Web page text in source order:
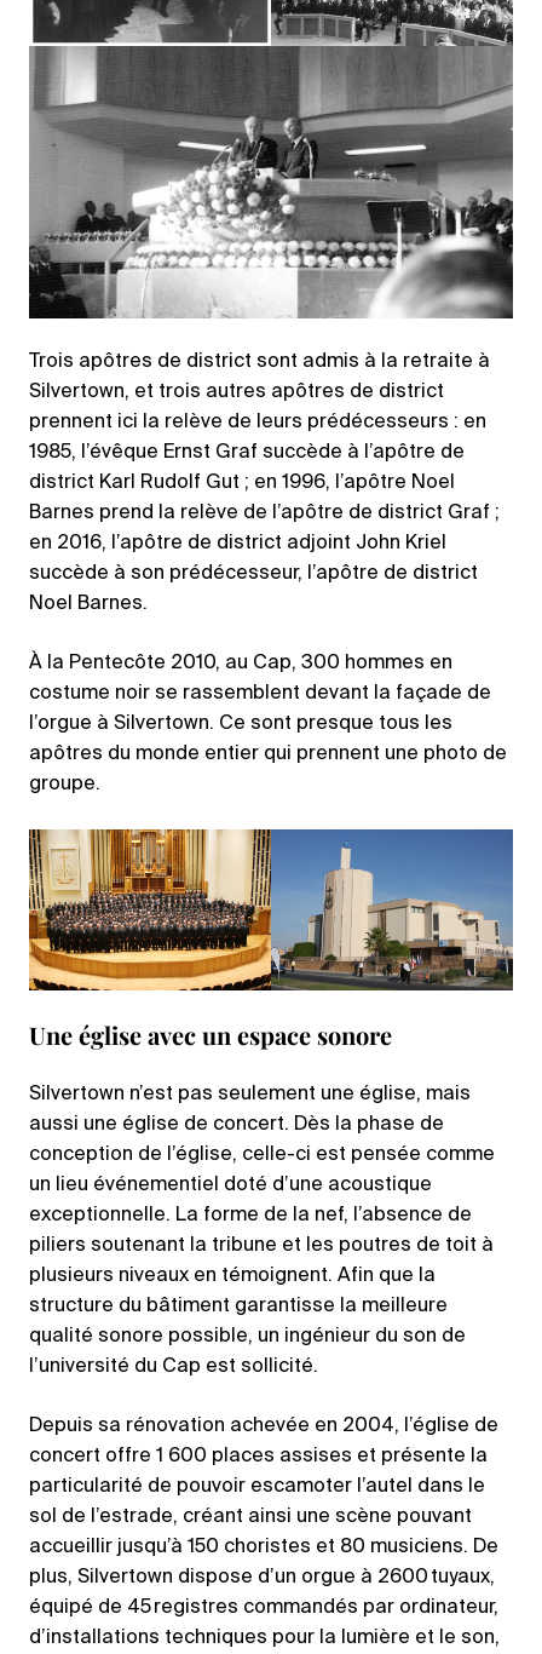
Trois apôtres de district sont admis à la retraite à
Silvertown, et trois autres apôtres de district
prennent ici la relève de leurs prédécesseurs : en
1985, l’évêque Ernst Graf succède à l’apôtre de
district Karl Rudolf Gut ; en 1996, l’apôtre Noel
Barnes prend la relève de l’apôtre de district Graf ;
en 2016, l’apôtre de district adjoint John Kriel
succède à son prédécesseur, l’apôtre de district
Noel Barnes.
À la Pentecôte 2010, au Cap, 300 hommes en
costume noir se rassemblent devant la façade de
l’orgue à Silvertown. Ce sont presque tous les
apôtres du monde entier qui prennent une photo de
groupe.
Une église avec un espace sonore
Silvertown n’est pas seulement une église, mais
aussi une église de concert. Dès la phase de
conception de l’église, celle-ci est pensée comme
un lieu événementiel doté d’une acoustique
exceptionnelle. La forme de la nef, l’absence de
piliers soutenant la tribune et les poutres de toit à
plusieurs niveaux en témoignent. Afin que la
structure du bâtiment garantisse la meilleure
qualité sonore possible, un ingénieur du son de
l’université du Cap est sollicité.
Depuis sa rénovation achevée en 2004, l’église de
concert offre 1 600 places assises et présente la
particularité de pouvoir escamoter l’autel dans le
sol de l’estrade, créant ainsi une scène pouvant
accueillir jusqu’à 150 choristes et 80 musiciens. De
plus, Silvertown dispose d’un orgue à 2600 tuyaux,
équipé de 45 registres commandés par ordinateur,
d’installations techniques pour la lumière et le son,